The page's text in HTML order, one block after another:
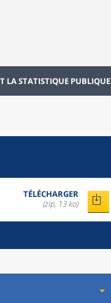
LA STATISTIQUE PUBLIQUE
TÉLÉCHARGER
(zip, 13 ko)